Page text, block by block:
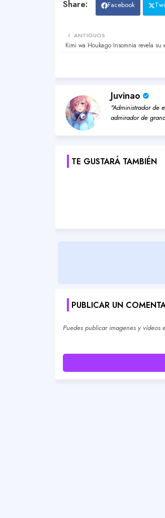
Facebook
ANTIGUOS
Kimi wa Houkago Insomnia revela
Juvinao
"Administrador de
admirador de
TE GUSTARÁ TAMBIÉN
PUBLICAR UN
Puedes publicar imagenes y vídeos